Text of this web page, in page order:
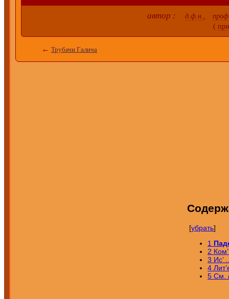
автор : д.ф.н.
( при
← Трубачи Галича
[убрать]
1
2
3 Ис’
4
5 См.